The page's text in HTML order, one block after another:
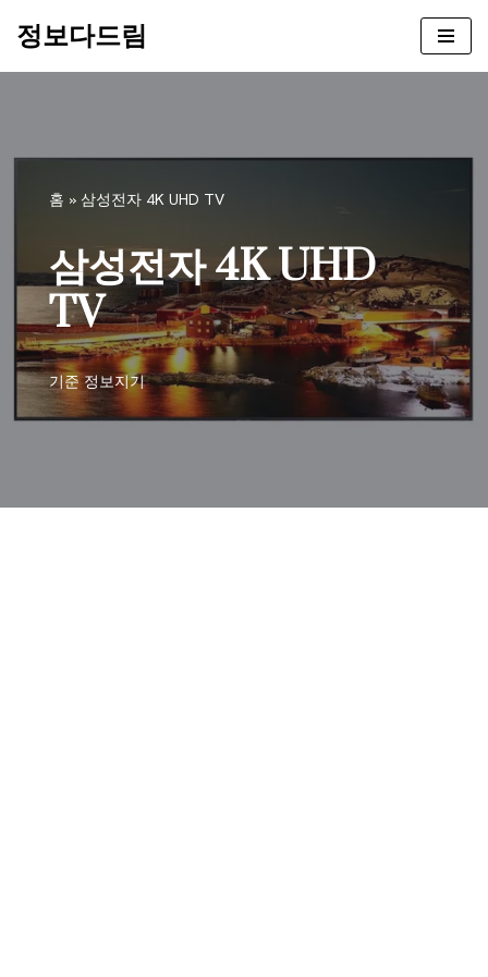
건
정보다드림
홈 » 삼성전자 4K UHD TV
삼성전자 4K UHD
TV
기준 정보지기